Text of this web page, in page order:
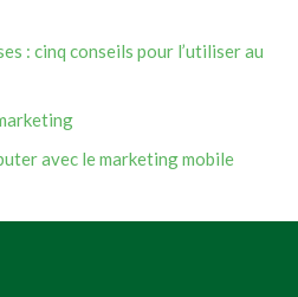
: cinq conseils pour l’utiliser au
avec le marketing mobile